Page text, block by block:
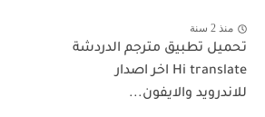
منذ 2 سنة
تحميل تطبيق مترجم الدردشة
Hi translate اخر اصدار
للاندرويد والايفون...